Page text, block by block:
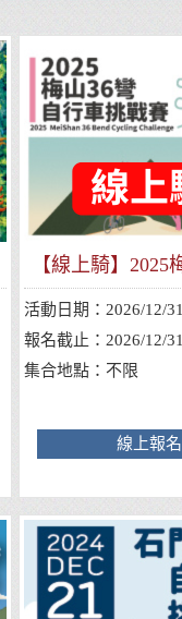
【線上騎】2025
行車挑
活動日期： 2026/12/
報名截止： 2026/12/
集合地點： 不限
線上報名